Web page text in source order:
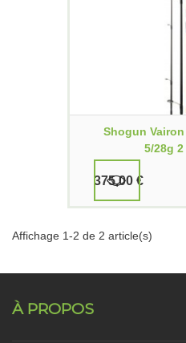
Shogun
5/28g
375,00 €
Affichage 1-2 de 2 article(s)
À PROPOS